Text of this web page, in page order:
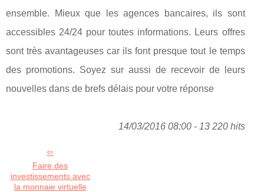
ensemble. Mieux que les agences bancaires, ils sont
accessibles 24/24 pour toutes informations. Leurs offres
sont très avantageuses car ils font presque tout le temps
des promotions. Soyez sur aussi de recevoir de leurs
nouvelles dans de brefs délais pour votre réponse
14/03/2016 08:00 - 13 220 hits
Faire des
investissements avec
la monnaie virtuelle